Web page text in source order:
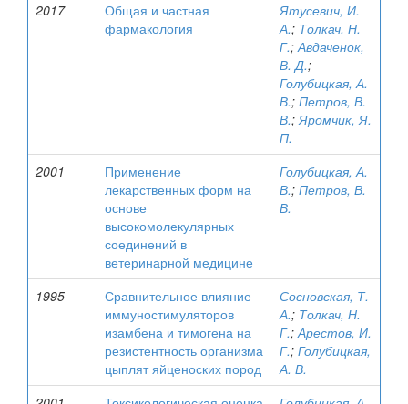
2017
Общая и частная
фармакология
Ятусевич, И.
А.; Толкач, Н.
Г.;Авдаченок,
В. Д.;
Голубицкая, А.
В.; Петров, В.
В.;Яромчик, Я.
П.
2001
Применение
лекарственных форм на
основе
высокомолекулярных
соединений в
ветеринарной медицине
Голубицкая, А.
В.; Петров, В.
В.
1995
Сравнительное влияние
иммуностимуляторов
изамбена и тимогена на
резистентность организма
цыплят яйценоских пород
Сосновская, Т.
А.; Толкач, Н.
Г.;Арестов, И.
Г.; Голубицкая,
А. В.